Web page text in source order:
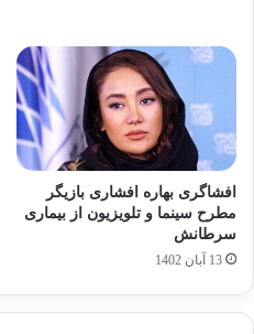
افشاگری بهاره افشاری بازیگر
مطرح سینما و تلویزیون از بیماری
سرطانش
13 آبان 1402